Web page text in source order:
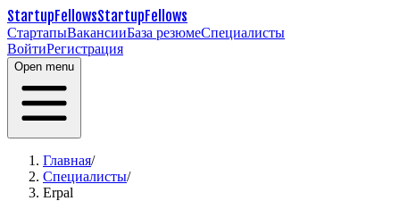
StartupFellowsStartupFellows
СтартапыВакансииБаза резюмеСпециалисты
ВойтиРегистрация
Open menu
Главная/
Специалисты/
Erpal